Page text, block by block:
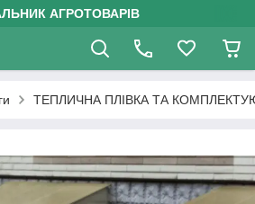
АГРОТОВАРІВ
ТЕПЛИЧНА ПЛІВКА ТА